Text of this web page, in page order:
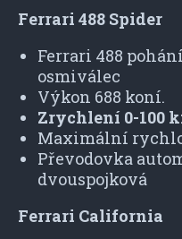
Ferrari 488 Spider
Ferrari 488
osmiválec
Výkon 688 koní.
Zrychlení 0-100
Maximální
Převodovka
dvouspojková
Ferrari California